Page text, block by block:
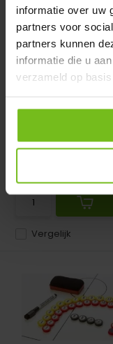
informatie over uw
partners voor
partners kunnen
informatie die u
verzameld op
Taktiekbord
inklapbaar met
inklapbaar met
Vergelijk
Op voorraad